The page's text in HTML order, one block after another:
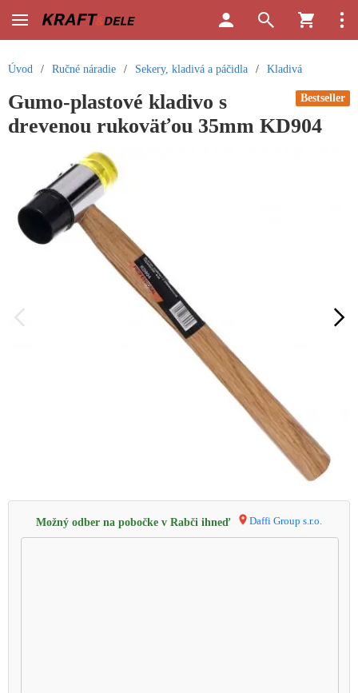
Úvod / Ručné náradie / Sekery, kladivá a páčidla / Kladivá
Bestseller
Gumo-plastové kladivo s
drevenou rukoväťou 35mm KD904
Možný odber na pobočke v Rabči ihneď Daffi Group s.r.o.